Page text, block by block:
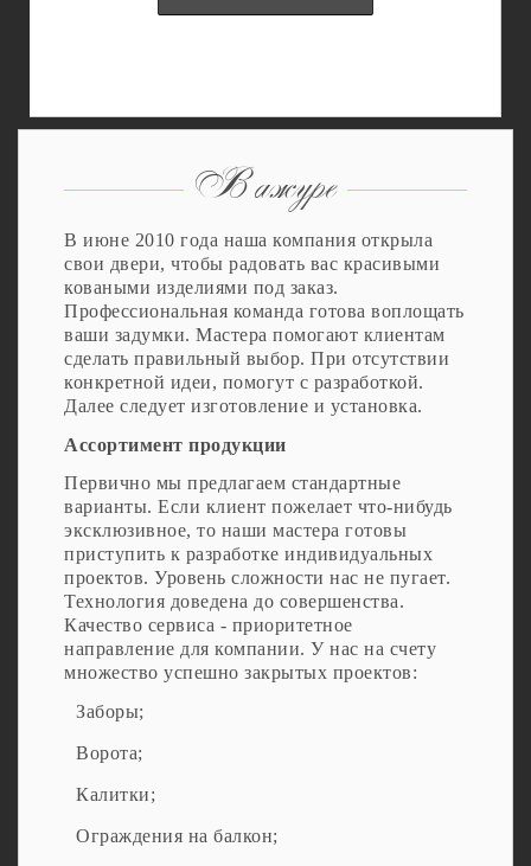
В ажуре
В июне 2010 года наша компания открыла
свои двери, чтобы радовать вас красивыми
коваными изделиями под заказ.
Профессиональная команда готова воплощать
ваши задумки. Мастера помогают клиентам
сделать правильный выбор. При отсутствии
конкретной идеи, помогут с разработкой.
Далее следует изготовление и установка.
Ассортимент продукции
Первично мы предлагаем стандартные
варианты. Если клиент пожелает что-нибудь
эксклюзивное, то наши мастера готовы
приступить к разработке индивидуальных
проектов. Уровень сложности нас не пугает.
Технология доведена до совершенства.
Качество сервиса - приоритетное
направление для компании. У нас на счету
множество успешно закрытых проектов:
Заборы;
Ворота;
Калитки;
Ограждения на балкон;